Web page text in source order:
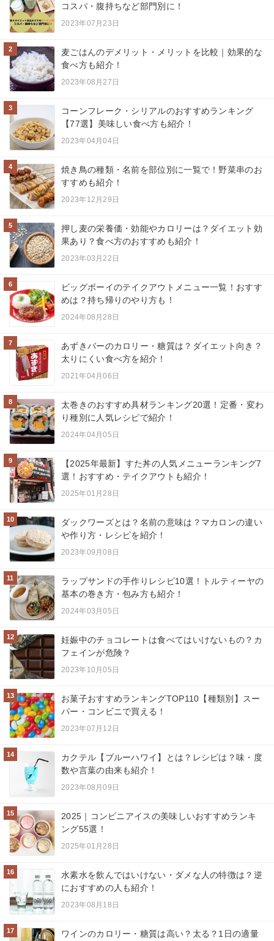
コスパ・腹持ちなど部門別に！
2023年07月23日
2
麦ごはんのデメリット・メリットを比較｜効果的な
食べ方も紹介！
2023年08月27日
3
コーンフレーク・シリアルのおすすめランキング
【77選】美味しい食べ方も紹介！
2023年04月04日
4
焼き鳥の種類・名前を部位別に一覧で！野菜串のお
すすめも紹介！
2023年12月29日
5
押し麦の栄養価・効能やカロリーは？ダイエット効
果あり？食べ方のおすすめも紹介！
2023年03月22日
6
ビッグボーイのテイクアウトメニュー一覧！おすす
めは？持ち帰りのやり方も！
2024年08月28日
7
あずきバーのカロリー・糖質は？ダイエット向き？
太りにくい食べ方を紹介！
2021年04月06日
8
太巻きのおすすめ具材ランキング20選！定番・変わ
り種別に人気レシピで紹介！
2024年04月05日
9
【2025年最新】すた丼の人気メニューランキング7
選！おすすめ・テイクアウトも紹介！
2025年01月28日
10
ダックワーズとは？名前の意味は？マカロンの違い
や作り方・レシピを紹介！
2023年09月08日
11
ラップサンドの手作りレシピ10選！トルティーヤの
基本の巻き方・包み方も紹介！
2024年03月05日
12
妊娠中のチョコレートは食べてはいけないもの？カ
フェインが危険？
2023年10月05日
13
お菓子おすすめランキングTOP110【種類別】スー
パー・コンビニで買える！
2023年07月12日
14
カクテル【ブルーハワイ】とは？レシピは？味・度
数や言葉の由来も紹介！
2023年08月09日
15
2025｜コンビニアイスの美味しいおすすめランキ
ング55選！
2025年01月28日
16
水素水を飲んではいけない・ダメな人の特徴は？逆
におすすめの人も紹介！
2023年08月18日
17
ワインのカロリー・糖質は高い？太る？1日の適量